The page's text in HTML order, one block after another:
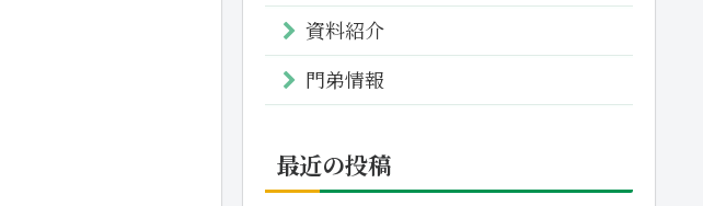
資料紹介
門弟情報
最近の投稿